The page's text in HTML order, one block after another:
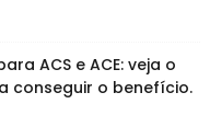
ACS e ACE: veja o
conseguir o benefício.